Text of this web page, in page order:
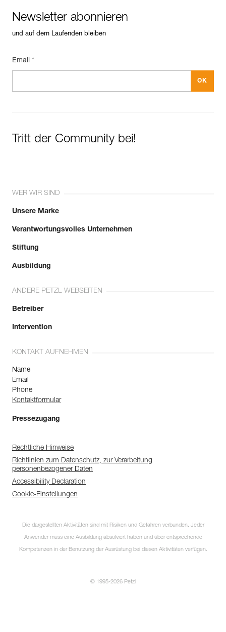
Newsletter abonnieren
und auf dem Laufenden bleiben
Email *
Tritt der Community bei!
WER WIR SIND
Unsere Marke
Verantwortungsvolles Unternehmen
Stiftung
Ausbildung
ANDERE PETZL WEBSEITEN
Betreiber
Intervention
KONTAKT AUFNEHMEN
Name
Email
Phone
Kontaktformular
Pressezugang
Rechtliche Hinweise
Richtlinien zum Datenschutz, zur Verarbeitung
personenbezogener Daten
Accessibility Declaration
Cookie-Einstellungen
Die dargestellten Aktivitäten sind mit Risiken und Gefahren verbunden. Jeder
Anwender muss eine Ausbildung absolviert haben und über entsprechende
Kompetenzen in der Benutzung der Ausrüstung bei diesen Aktivitäten verfügen.
© 1995-2026 Petzl